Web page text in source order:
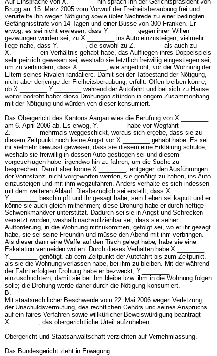
Auf Einsprache von X.________ hin sprach ihn der Gerichtspräsident von
Brugg am 15. März 2005 vom Vorwurf der Freiheitsberaubung frei und
verurteilte ihn wegen Nötigung sowie übler Nachrede zu einer bedingten
Gefängnisstrafe von 14 Tagen und einer Busse von 300 Franken. Er
erwog, es sei nicht erwiesen, dass Y.________ gegen ihren Willen
gezwungen worden sei, zu X.________ ins Auto einzusteigen; vielmehr
liege nahe, dass Y.________, die sowohl zu Z.________ als auch zu
X.________ ein Verhältnis gehabt habe, das Auffliegen ihres Doppelspiels
sehr peinlich gewesen sei, weshalb sie letztlich freiwillig eingestiegen sei,
um zu verhindern, dass X.________, wie angedroht, vor der Wohnung der
Eltern seines Rivalen randaliere. Damit sei der Tatbestand der Nötigung,
nicht aber derjenige der Freiheitsberaubung, erfüllt. Offen bleiben könne,
ob X.________ Y.________ während der Autofahrt und bei sich zu Hause
weiter bedroht habe: diese Drohungen stünden in engem Zusammenhang
mit der Nötigung und würden von dieser konsumiert.
Das Obergericht des Kantons Aargau wies die Berufung von X.________
am 6. April 2006 ab. Es erwog, Y.________ habe vor Wegfahrt
Z.________ mehrmals weggeschickt, woraus sich ergebe, dass sie zu
diesem Zeitpunkt noch keine Angst vor X.________ gehabt habe. Es sei
ihr vielmehr bewusst gewesen, dass sie diesem eine Erklärung schulde,
weshalb sie freiwillig in dessen Auto gestiegen sei und diesem
vorgeschlagen habe, irgendwo hin zu fahren, um die Sache zu
besprechen. Damit aber könne X.________, entgegen den Ausführungen
der Vorinstanz, nicht vorgeworfen werden, sie genötigt zu haben, ins Auto
einzusteigen und mit ihm wegzufahren. Anders verhalte es sich indessen
mit dem weiteren Ablauf. Diesbezüglich sei erstellt, dass X.________
Y.________ beschimpft und ihr gesagt habe, sein Leben sei kaputt und er
könne sie auch gleich mitnehmen; diese Drohung habe er durch heftige
Schwenkmanöver unterstützt. Dadurch sei sie in Angst und Schrecken
versetzt worden, weshalb nachvollziehbar sei, dass sie seiner
Aufforderung, in die Wohnung mitzukommen, gefolgt sei, wo er ihr gesagt
habe, sie sei seine Freundin und müsse den Abend mit ihm verbringen.
Als dieser dann eine Waffe auf den Tisch gelegt habe, habe sie eine
Eskalation vermeiden wollen. Durch dieses Verhalten habe X.________
Y.________ genötigt, ab dem Zeitpunkt der Autofahrt bis zum Zeitpunkt,
als sie die Wohnung verlassen habe, bei ihm zu bleiben. Mit der während
der Fahrt erfolgten Drohung habe er bezweckt, Y.________
einzuschüchtern, damit sie bei ihm bleibe bzw. ihm in die Wohnung folgen
solle; die Drohung werde daher durch die Nötigung konsumiert.
B.
Mit staatsrechtlicher Beschwerde vom 22. Mai 2006 wegen Verletzung
der Unschuldsvermutung, des rechtlichen Gehörs und seines Anspruchs
auf ein faires Verfahren sowie willkürlicher Beweiswürdigung beantragt
X.________, das obergerichtliche Urteil aufzuheben.
Obergericht und Staatsanwaltschaft verzichten auf Vernehmlassung.
Das Bundesgericht zieht in Erwägung: